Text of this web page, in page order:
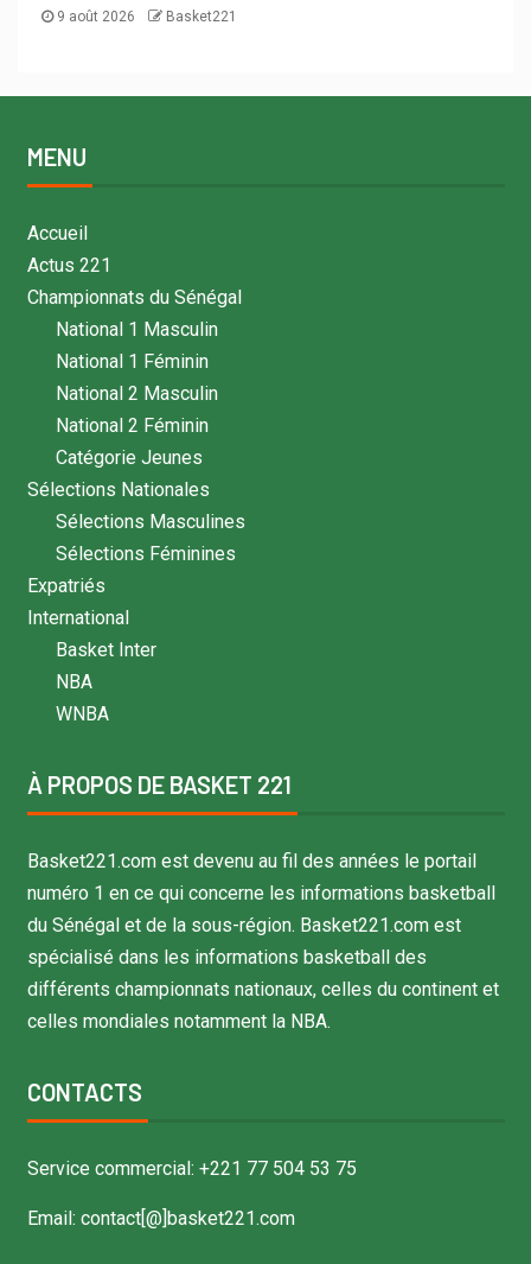
9 août 2026 Basket221
MENU
Accueil
Actus 221
Championnats du Sénégal
National 1 Masculin
National 1 Féminin
National 2 Masculin
National 2 Féminin
Catégorie Jeunes
Sélections Nationales
Sélections Masculines
Sélections Féminines
Expatriés
International
Basket Inter
NBA
WNBA
À PROPOS DE BASKET 221
Basket221.com est devenu au fil des années le portail
numéro 1 en ce qui concerne les informations basketball
du Sénégal et de la sous-région. Basket221.com est
spécialisé dans les informations basketball des
différents championnats nationaux, celles du continent et
celles mondiales notamment la NBA.
CONTACTS
Service commercial: +221 77 504 53 75
Email: contact[@]basket221.com